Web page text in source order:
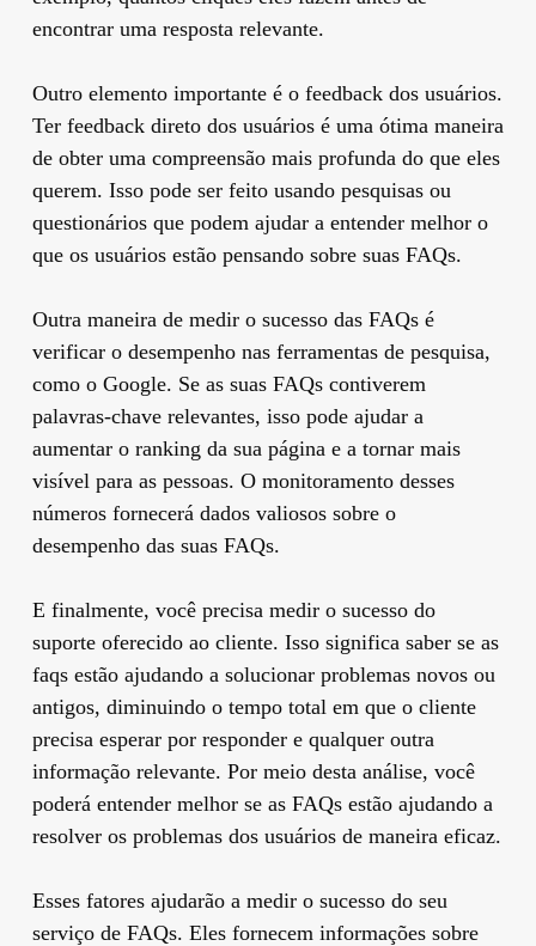
encontrar uma resposta relevante.
Outro elemento importante é o feedback dos usuários.
Ter feedback direto dos usuários é uma ótima maneira
de obter uma compreensão mais profunda do que eles
querem. Isso pode ser feito usando pesquisas ou
questionários que podem ajudar a entender melhor o
que os usuários estão pensando sobre suas FAQs.
Outra maneira de medir o sucesso das FAQs é
verificar o desempenho nas ferramentas de pesquisa,
como o Google. Se as suas FAQs contiverem
palavras-chave relevantes, isso pode ajudar a
aumentar o ranking da sua página e a tornar mais
visível para as pessoas. O monitoramento desses
números fornecerá dados valiosos sobre o
desempenho das suas FAQs.
E finalmente, você precisa medir o sucesso do
suporte oferecido ao cliente. Isso significa saber se as
faqs estão ajudando a solucionar problemas novos ou
antigos, diminuindo o tempo total em que o cliente
precisa esperar por responder e qualquer outra
informação relevante. Por meio desta análise, você
poderá entender melhor se as FAQs estão ajudando a
resolver os problemas dos usuários de maneira eficaz.
Esses fatores ajudarão a medir o sucesso do seu
serviço de FAQs. Eles fornecem informações sobre